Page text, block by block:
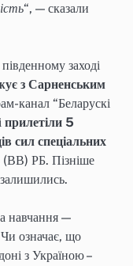
“, — сказали
заході
з Сарненським
канал “Беларускі
прилетіли 5
сил спеціальних
(ВВ) РБ. Пізніше
залишились.
навчання —
означає, що
з Україною –